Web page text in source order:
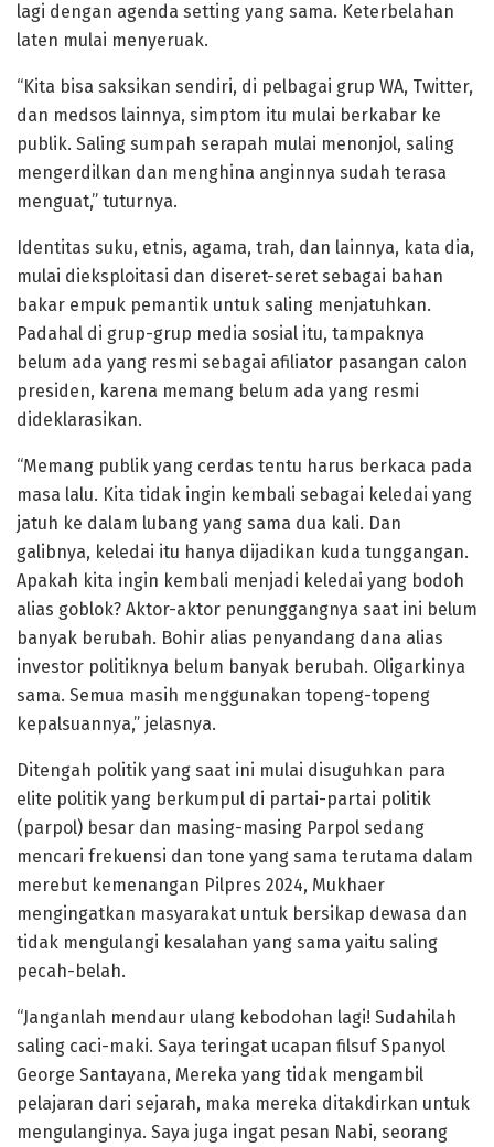
lagi dengan agenda setting yang sama. Keterbelahan
laten mulai menyeruak.
“Kita bisa saksikan sendiri, di pelbagai grup WA, Twitter,
dan medsos lainnya, simptom itu mulai berkabar ke
publik. Saling sumpah serapah mulai menonjol, saling
mengerdilkan dan menghina anginnya sudah terasa
menguat,” tuturnya.
Identitas suku, etnis, agama, trah, dan lainnya, kata dia,
mulai dieksploitasi dan diseret-seret sebagai bahan
bakar empuk pemantik untuk saling menjatuhkan.
Padahal di grup-grup media sosial itu, tampaknya
belum ada yang resmi sebagai afiliator pasangan calon
presiden, karena memang belum ada yang resmi
dideklarasikan.
“Memang publik yang cerdas tentu harus berkaca pada
masa lalu. Kita tidak ingin kembali sebagai keledai yang
jatuh ke dalam lubang yang sama dua kali. Dan
galibnya, keledai itu hanya dijadikan kuda tunggangan.
Apakah kita ingin kembali menjadi keledai yang bodoh
alias goblok? Aktor-aktor penunggangnya saat ini belum
banyak berubah. Bohir alias penyandang dana alias
investor politiknya belum banyak berubah. Oligarkinya
sama. Semua masih menggunakan topeng-topeng
kepalsuannya,” jelasnya.
Ditengah politik yang saat ini mulai disuguhkan para
elite politik yang berkumpul di partai-partai politik
(parpol) besar dan masing-masing Parpol sedang
mencari frekuensi dan tone yang sama terutama dalam
merebut kemenangan Pilpres 2024, Mukhaer
mengingatkan masyarakat untuk bersikap dewasa dan
tidak mengulangi kesalahan yang sama yaitu saling
pecah-belah.
“Janganlah mendaur ulang kebodohan lagi! Sudahilah
saling caci-maki. Saya teringat ucapan filsuf Spanyol
George Santayana, Mereka yang tidak mengambil
pelajaran dari sejarah, maka mereka ditakdirkan untuk
mengulanginya. Saya juga ingat pesan Nabi, seorang